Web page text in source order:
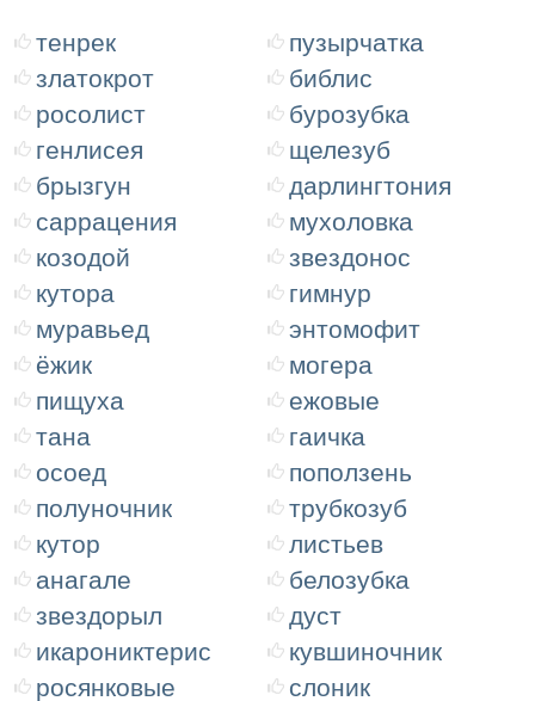
тенрек
пузырчатка
златокрот
библис
росолист
бурозубка
генлисея
щелезуб
брызгун
дарлингтония
саррацения
мухоловка
козодой
звездонос
кутора
гимнур
муравьед
энтомофит
ёжик
могера
пищуха
ежовые
тана
гаичка
осоед
поползень
полуночник
трубкозуб
кутор
листьев
анагале
белозубка
звездорыл
дуст
икарониктерис
кувшиночник
росянковые
слоник